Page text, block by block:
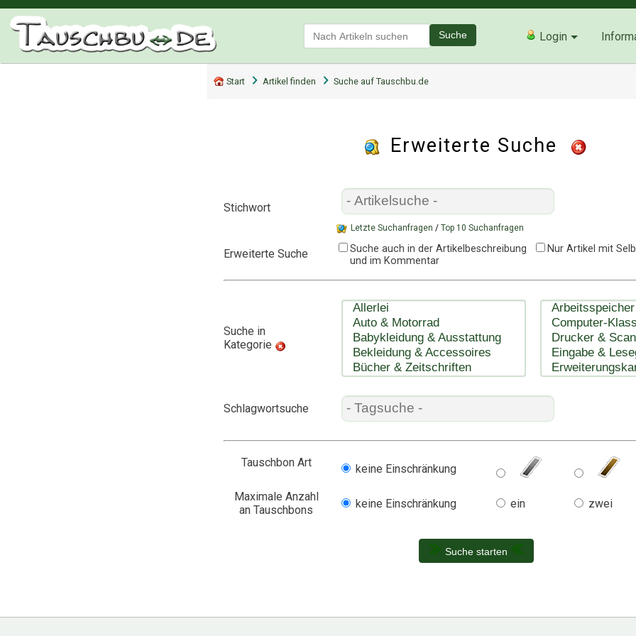
Suche Login
Start Artikel finden Suche auf Tauschbu.de
Erweiterte Suche
Stichwort
Letzte Suchanfragen / Top 10 Suchanfragen
Erweiterte Suche
Suche auch in der Artikelbeschreibung
und im Kommentar
Nur Artikel mit
Suche in
Kategorie
Schlagwortsuche
Tauschbon Art keine Einschränkung
Maximale Anzahl
an Tauschbons
keine Einschränkung ein zwei
Suche starten